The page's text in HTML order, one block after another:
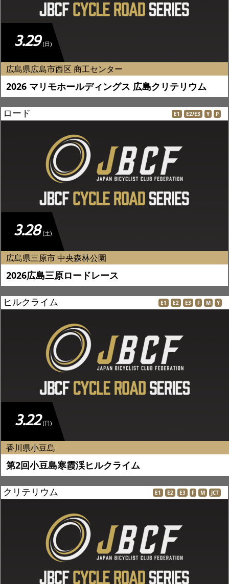
3.29 (日)
広島県広島市西区 商工センター
2026 マリモホールディングス 広島クリテリウム
ロード E1 E2/E3 Y P
3.28 (土)
広島県三原市 中央森林公園
2026広島三原ロードレース
ヒルクライム E1 E2 E3 F M Y
3.22 (日)
香川県小豆島
第2回小豆島寒霞渓ヒルクライム
クリテリウム E1 E2 E3 F M JCT